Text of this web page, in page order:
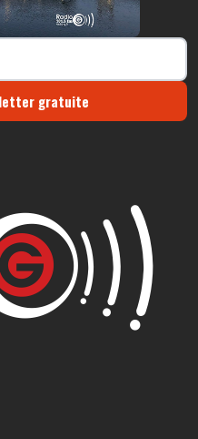
gratuite